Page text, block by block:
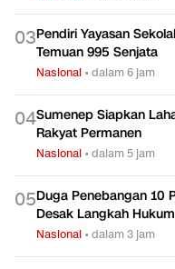
03Pendiri Yayasan
Temuan 995 Senjata
Nasional •dalam 6 jam
04Sumenep Siapkan
Rakyat Permanen
Nasional •dalam 5 jam
05Duga Penebangan 10
Desak Langkah Hukum
Nasional •dalam 3 jam